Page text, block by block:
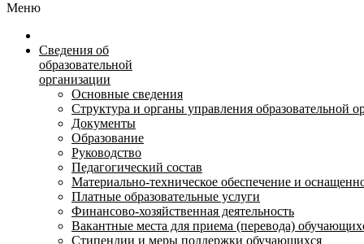
Меню
Сведения об
образовательной
организации
Основные сведения
Структура и органы управления образовательной
Документы
Образование
Руководство
Педагогический состав
Материально-техническое обеспечение и
Платные образовательные услуги
Финансово-хозяйственная деятельность
Вакантные места для приема (перевода)
Стипендии и меры поддержки обучающихся